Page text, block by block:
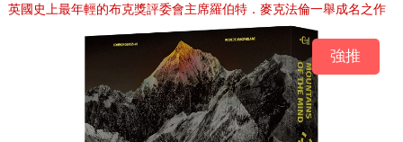
英國史上最年輕的布克獎評委會主席羅伯特．麥克法倫一舉成名之作
強推